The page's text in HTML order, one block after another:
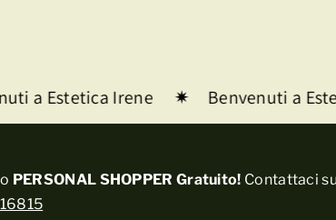
a Estetica Irene Benvenuti a
PERSONAL SHOPPER Gratuito! Contattaci